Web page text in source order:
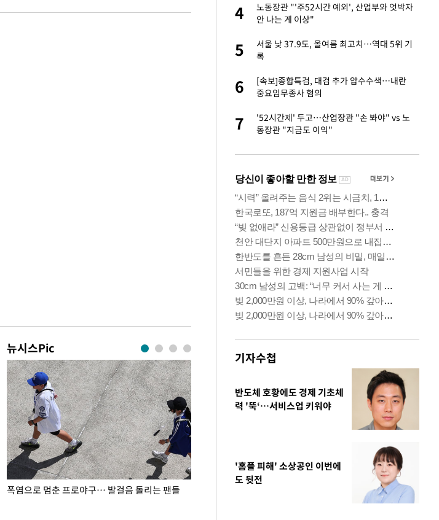
뉴시스Pic
폭염으로 멈춘 프로야구… 발걸음 돌리는 팬들
이 대통령, '청년 대책 속도 높여야…폭염 문제도 입추 코앞인데
4 4
노동장관 "'주52시간 예외', 산업부와 엇박자
안 나는 게 이상"
5
서울 낮 37.9도, 올여름 최고치…역대 5위 기
록
6
[속보]종합특검, 대검 추가 압수수색…내란
중요임무종사 혐의
7
'52시간제' 두고…산업장관 "손 봐야" vs 노
동장관 "지금도 이익"
기자수첩
반도체 호황에도 경제 기초체
력 '뚝‘…서비스업 키워야
'홈플 피해' 소상공인 이번에
도 뒷전